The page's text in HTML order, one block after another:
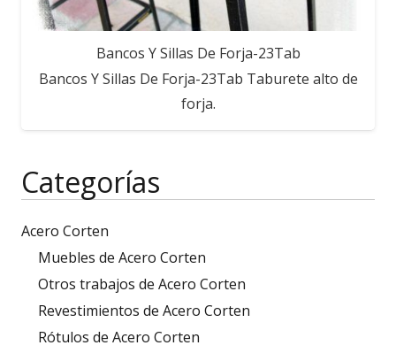
Categorías
Acero Corten
Muebles de Acero Corten
Otros trabajos de Acero Corten
Revestimientos de Acero Corten
Rótulos de Acero Corten
Bancos Y Sillas De Forja-23Tab
Bancos Y Sillas De Forja-23Tab Taburete alto de
forja.